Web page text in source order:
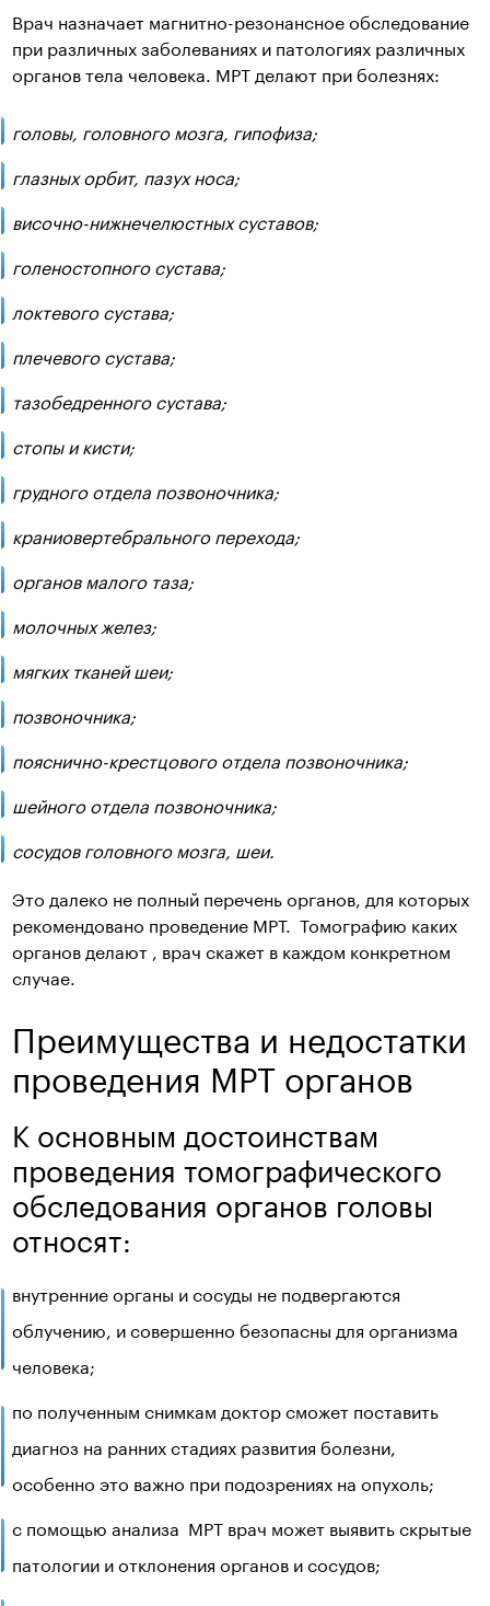
Врач назначает магнитно-резонансное обследование
при различных заболеваниях и патологиях различных
органов тела человека. МРТ делают при болезнях:
головы, головного мозга, гипофиза;
глазных орбит, пазух носа;
височно-нижнечелюстных суставов;
голеностопного сустава;
локтевого сустава;
плечевого сустава;
тазобедренного сустава;
стопы и кисти;
грудного отдела позвоночника;
краниовертебрального перехода;
органов малого таза;
молочных желез;
мягких тканей шеи;
позвоночника;
пояснично-крестцового отдела позвоночника;
шейного отдела позвоночника;
сосудов головного мозга, шеи.
Это далеко не полный перечень органов, для которых
рекомендовано проведение МРТ. Томографию каких
органов делают , врач скажет в каждом конкретном
случае.
Преимущества и недостатки
проведения МРТ органов
К основным достоинствам
проведения томографического
обследования органов головы
относят:
внутренние органы и сосуды не подвергаются
облучению, и совершенно безопасны для организма
человека;
по полученным снимкам доктор сможет поставить
диагноз на ранних стадиях развития болезни,
особенно это важно при подозрениях на опухоль;
с помощью анализа МРТ врач может выявить скрытые
патологии и отклонения органов и сосудов;